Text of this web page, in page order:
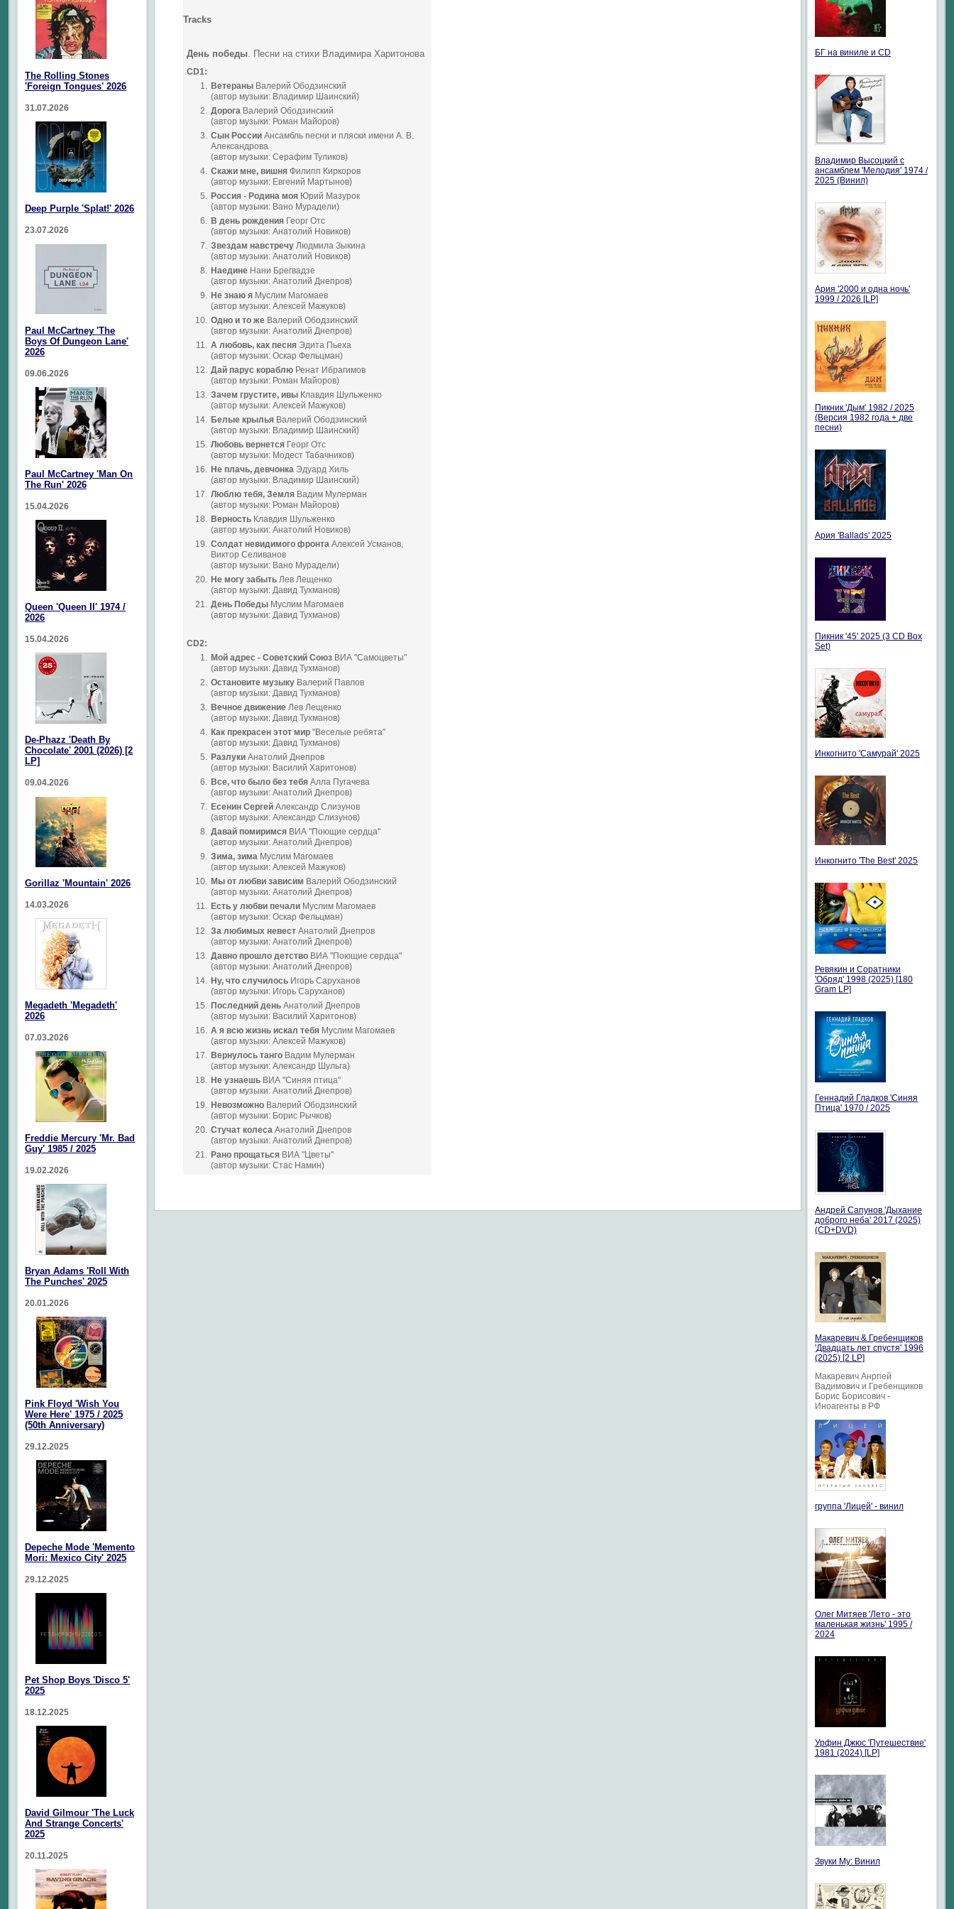
Tracks
День победы. Песни на стихи Владимира Харитонова
CD1:
1. Ветераны Валерий Ободзинский
(автор музыки: Владимир Шаинский)
2. Дорога Валерий Ободзинский
(автор музыки: Роман Майоров)
3. Сын России Ансамбль песни и пляски имени А. В.
Александрова
(автор музыки: Серафим Туликов)
4. Скажи мне, вишня Филипп Киркоров
(автор музыки: Евгений Мартынов)
5. Россия - Родина моя Юрий Мазурок
(автор музыки: Вано Мурадели)
6. В день рождения Георг Отс
(автор музыки: Анатолий Новиков)
7. Звездам навстречу Людмила Зыкина
(автор музыки: Анатолий Новиков)
8. Наедине Нани Брегвадзе
(автор музыки: Анатолий Днепров)
9. Не знаю я Муслим Магомаев
(автор музыки: Алексей Мажуков)
10. Одно и то же Валерий Ободзинский
(автор музыки: Анатолий Днепров)
11. А любовь, как песня Эдита Пьеха
(автор музыки: Оскар Фельцман)
12. Дай парус кораблю Ренат Ибрагимов
(автор музыки: Роман Майоров)
13. Зачем грустите, ивы Клавдия Шульженко
(автор музыки: Алексей Мажуков)
14. Белые крылья Валерий Ободзинский
(автор музыки: Владимир Шаинский)
15. Любовь вернется Георг Отс
(автор музыки: Модест Табачников)
16. Не плачь, девчонка Эдуард Хиль
(автор музыки: Владимир Шаинский)
17. Люблю тебя, Земля Вадим Мулерман
(автор музыки: Роман Майоров)
18. Верность Клавдия Шульженко
(автор музыки: Анатолий Новиков)
19. Солдат невидимого фронта Алексей Усманов,
Виктор Селиванов
(автор музыки: Вано Мурадели)
20. Не могу забыть Лев Лещенко
(автор музыки: Давид Тухманов)
21. День Победы Муслим Магомаев
(автор музыки: Давид Тухманов)
CD2:
1. Мой адрес - Советский Союз ВИА "Самоцветы"
(автор музыки: Давид Тухманов)
2. Остановите музыку Валерий Павлов
(автор музыки: Давид Тухманов)
3. Вечное движение Лев Лещенко
(автор музыки: Давид Тухманов)
4. Как прекрасен этот мир "Веселые ребята"
(автор музыки: Давид Тухманов)
5. Разлуки Анатолий Днепров
(автор музыки: Василий Харитонов)
6. Все, что было без тебя Алла Пугачева
(автор музыки: Анатолий Днепров)
7. Есенин Сергей Александр Слизунов
(автор музыки: Александр Слизунов)
8. Давай помиримся ВИА "Поющие сердца"
(автор музыки: Анатолий Днепров)
9. Зима, зима Муслим Магомаев
(автор музыки: Алексей Мажуков)
10. Мы от любви зависим Валерий Ободзинский
(автор музыки: Анатолий Днепров)
11. Есть у любви печали Муслим Магомаев
(автор музыки: Оскар Фельцман)
12. За любимых невест Анатолий Днепров
(автор музыки: Анатолий Днепров)
13. Давно прошло детство ВИА "Поющие сердца"
(автор музыки: Анатолий Днепров)
14. Ну, что случилось Игорь Саруханов
(автор музыки: Игорь Саруханов)
15. Последний день Анатолий Днепров
(автор музыки: Василий Харитонов)
16. А я всю жизнь искал тебя Муслим Магомаев
(автор музыки: Алексей Мажуков)
17. Вернулось танго Вадим Мулерман
(автор музыки: Александр Шульга)
18. Не узнаешь ВИА "Синяя птица"
(автор музыки: Анатолий Днепров)
19. Невозможно Валерий Ободзинский
(автор музыки: Борис Рычков)
20. Стучат колеса Анатолий Днепров
(автор музыки: Анатолий Днепров)
21. Рано прощаться ВИА "Цветы"
(автор музыки: Стас Намин)
The Rolling Stones
'Foreign Tongues' 2026
31.07.2026
Deep Purple 'Splat!' 2026
23.07.2026
Paul McCartney 'The
Boys Of Dungeon Lane'
2026
09.06.2026
Paul McCartney 'Man On
The Run' 2026
15.04.2026
Queen 'Queen II' 1974 /
2026
15.04.2026
De-Phazz 'Death By
Chocolate' 2001 (2026) [2
LP]
09.04.2026
Gorillaz 'Mountain' 2026
14.03.2026
Megadeth 'Megadeth'
2026
07.03.2026
Freddie Mercury 'Mr. Bad
Guy' 1985 / 2025
19.02.2026
Bryan Adams 'Roll With
The Punches' 2025
20.01.2026
Pink Floyd 'Wish You
Were Here' 1975 / 2025
(50th Anniversary)
29.12.2025
Depeche Mode 'Memento
Mori: Mexico City' 2025
29.12.2025
Pet Shop Boys 'Disco 5'
2025
18.12.2025
David Gilmour 'The Luck
And Strange Concerts'
2025
20.11.2025
БГ на виниле и CD
Владимир Высоцкий с
ансамблем 'Мелодия' 1974 /
2025 (Винил)
Ария '2000 и одна ночь'
1999 / 2026 [LP]
Пикник 'Дым' 1982 / 2025
(Версия 1982 года + две
песни)
Ария 'Ballads' 2025
Пикник '45' 2025 (3 CD Box
Set)
Инкогнито 'Самурай' 2025
Инкогнито 'The Best' 2025
Ревякин и Соратники
'Обряд' 1998 (2025) [180
Gram LP]
Геннадий Гладков 'Синяя
Птица' 1970 / 2025
Андрей Сапунов 'Дыхание
доброго неба' 2017 (2025)
(CD+DVD)
Макаревич & Гребенщиков
'Двадцать лет спустя' 1996
(2025) [2 LP]
Макаревич Анрпей
Вадимович и Гребенщиков
Борис Борисович -
Иноагенты в РФ
группа 'Лицей' - винил
Олег Митяев 'Лето - это
маленькая жизнь' 1995 /
2024
Урфин Джюс 'Путешествие'
1981 (2024) [LP]
Звуки Му: Винил